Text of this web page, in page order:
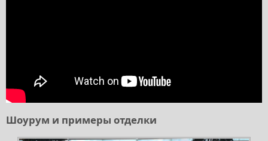
Шоурум и примеры отделки